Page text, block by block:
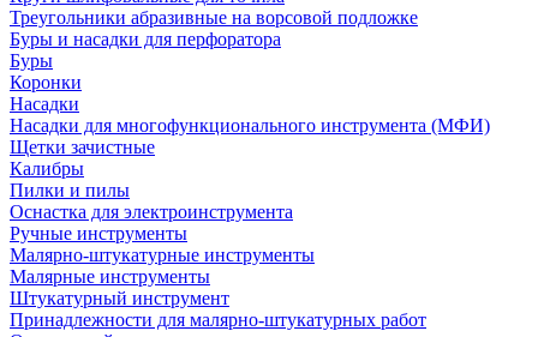
Треугольники абразивные на ворсовой подложке
Буры и насадки для перфоратора
Буры
Коронки
Насадки
Насадки для многофункционального инструмента (МФИ)
Щетки зачистные
Калибры
Пилки и пилы
Оснастка для электроинструмента
Ручные инструменты
Малярно-штукатурные инструменты
Малярные инструменты
Штукатурный инструмент
Принадлежности для малярно-штукатурных работ